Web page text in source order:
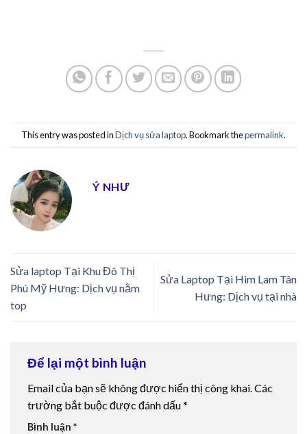
This entry was posted inDịch vụ sửa laptop. Bookmark thepermalink.
Ý NHƯ
Sửa laptop Tại Khu Đô Thị
Phú Mỹ Hưng: Dịch vụ nằm
top
Sửa Laptop Tại Him Lam Tân
Hưng: Dịch vụ tại nhà
Để lại một bình luận
Email của bạn sẽ không được hiển thị công khai.Các
trường bắt buộc được đánh dấu*
Bình luận *